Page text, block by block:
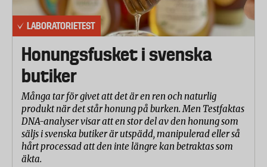
LABORATORIETEST
Honungsfusket i svenska
butiker
Många tar för givet att det är en ren och naturlig
produkt när det står honung på burken. Men Testfaktas
DNA-analyser visar att en stor del av den honung som
säljs i svenska butiker är utspädd, manipulerad eller så
hårt processad att den inte längre kan betraktas som
äkta.